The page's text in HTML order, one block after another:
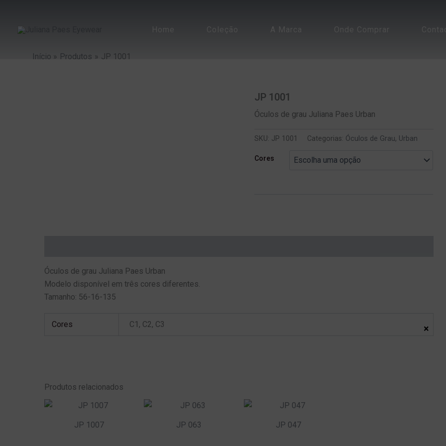
Home Coleção A Marca Onde Comprar
Início Produtos JP 1001
JP 1001
Óculos de grau Juliana Paes Urban
SKU: JP 1001 Categorias: Óculos de Grau, Urban
Cores
Óculos de grau Juliana Paes Urban
Modelo disponível em três cores diferentes.
Tamanho: 56-16-135
Cores C1, C2, C3
Produtos relacionados
JP 1007 JP 063 JP 047
×